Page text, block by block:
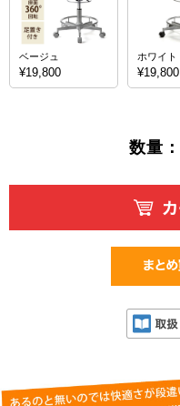
ベージュ
¥19,800
ホワイト
¥19,800
数量：